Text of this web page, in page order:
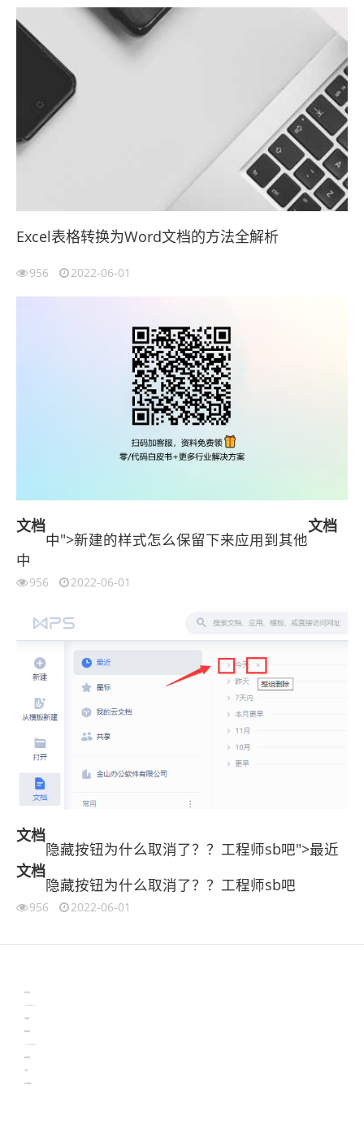
Excel表格转换为Word文档的方法全解析
956 2022-06-01
文档
中">新建的样式怎么保留下来应用到其他
文档
中
956 2022-06-01
文档
隐藏按钮为什么取消了？？工程师sb吧">最近
文档
隐藏按钮为什么取消了？？工程师sb吧
956 2022-06-01